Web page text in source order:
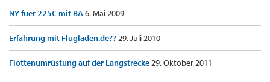
NY fuer 225€ mit BA6. Mai 2009
Erfahrung mit Flugladen.de??29. Juli 2010
Flottenumrüstung auf der Langstrecke29. Oktober 2011